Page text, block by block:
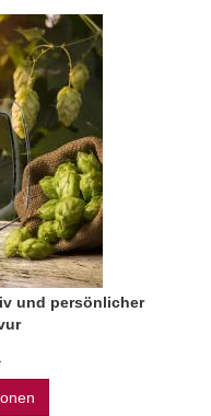
und persönlicher